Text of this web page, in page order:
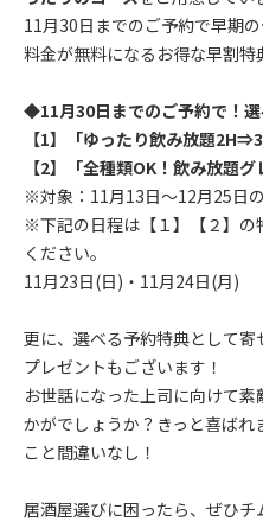
11月30日までのご予約で早期
料金が無料になるお得な早割特
◆11月30日までのご予約で！
【1】「ゆったり飲み放題
【2】「全種類OK！飲み放題グ
※対象：11月13日～12月25日
※下記の日程は【１】【２】の
ください。
11月23日(日)・11月24日(月)
更に、選べる予約特典として
プレゼントもございます！
お世話になった上司に向けて
かがでしょうか？きっと喜ばれ
こと間違いなし！
居酒屋選びに困ったら、ぜひ